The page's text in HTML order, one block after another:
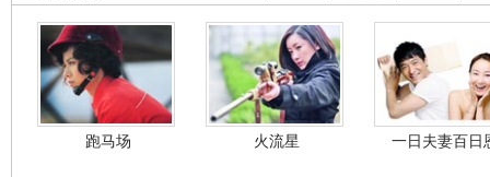
跑马场 火流星 一日夫妻百日